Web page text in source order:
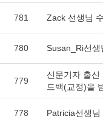
781 Zack 선생님
780 Susan_Ri선생
779
신문기자 출신
드백(교정)을
778 Patricia선생님